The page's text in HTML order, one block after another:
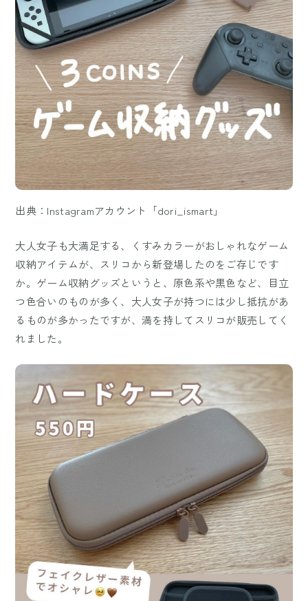
出典：Instagramアカウント「dori_ismart」
大人女子も大満足する、くすみカラーがおしゃれなゲーム
収納アイテムが、スリコから新登場したのをご存じです
か。ゲーム収納グッズというと、原色系や黒色など、目立
つ色合いのものが多く、大人女子が持つには少し抵抗があ
るものが多かったですが、満を持してスリコが販売してく
れました。